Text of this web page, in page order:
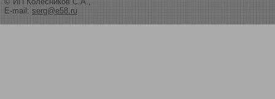
E-mail: serg@e58.ru